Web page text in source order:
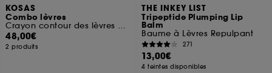
KOSAS
Combo lèvres
Crayon contour des lèvres et Wet Lip Oil
48,00€
2 produits
THE INKEY LIST
Tripeptide Plumping Lip
Balm
Baume à Lèvres Repulpant
271
13,00€
4 teintes disponibles